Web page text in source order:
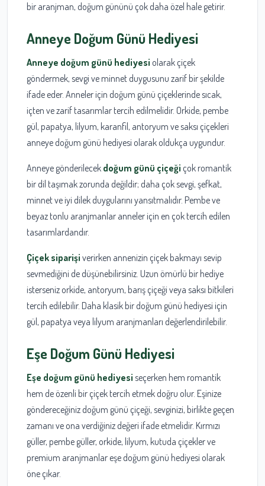
bir aranjman, doğum gününü çok daha özel hale getirir.
Anneye Doğum Günü Hediyesi
Anneye doğum günü hediyesi olarak çiçek
göndermek, sevgi ve minnet duygusunu zarif bir şekilde
ifade eder. Anneler için doğum günü çiçeklerinde sıcak,
içten ve zarif tasarımlar tercih edilmelidir. Orkide, pembe
gül, papatya, lilyum, karanfil, antoryum ve saksı çiçekleri
anneye doğum günü hediyesi olarak oldukça uygundur.
Anneye gönderilecek doğum günü çiçeği çok romantik
bir dil taşımak zorunda değildir; daha çok sevgi, şefkat,
minnet ve iyi dilek duygularını yansıtmalıdır. Pembe ve
beyaz tonlu aranjmanlar anneler için en çok tercih edilen
tasarımlardandır.
Çiçek siparişi verirken annenizin çiçek bakmayı sevip
sevmediğini de düşünebilirsiniz. Uzun ömürlü bir hediye
isterseniz orkide, antoryum, barış çiçeği veya saksı bitkileri
tercih edilebilir. Daha klasik bir doğum günü hediyesi için
gül, papatya veya lilyum aranjmanları değerlendirilebilir.
Eşe Doğum Günü Hediyesi
Eşe doğum günü hediyesi seçerken hem romantik
hem de özenli bir çiçek tercih etmek doğru olur. Eşinize
göndereceğiniz doğum günü çiçeği, sevginizi, birlikte geçen
zamanı ve ona verdiğiniz değeri ifade etmelidir. Kırmızı
güller, pembe güller, orkide, lilyum, kutuda çiçekler ve
premium aranjmanlar eşe doğum günü hediyesi olarak
öne çıkar.